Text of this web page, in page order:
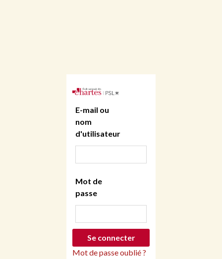
E-mail ou
nom
d'utilisateur
Mot de
passe
Mot de passe oublié ?